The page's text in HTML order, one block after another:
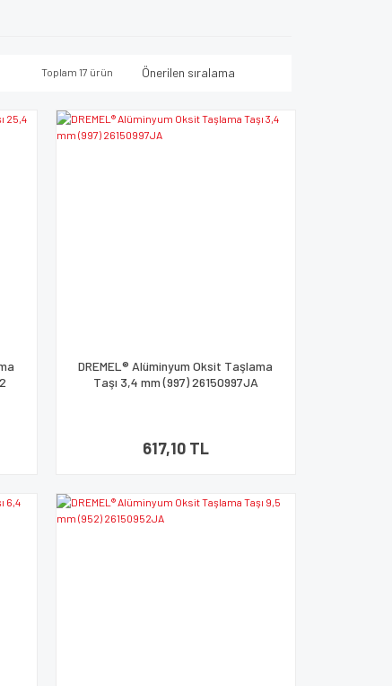
Toplam 17 ürün
DREMEL® Alüminyum Oksit Taşlama
Taşı 3,4 mm (997) 26150997JA
617,10 TL